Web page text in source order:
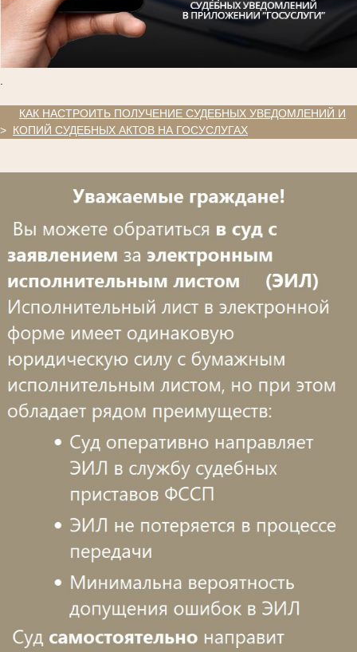
>
КАК НАСТРОИТЬ ПОЛУЧЕНИЕ СУДЕБНЫХ УВЕДОМЛЕНИЙ И
КОПИЙ СУДЕБНЫХ АКТОВ НА ГОСУСЛУГАХ